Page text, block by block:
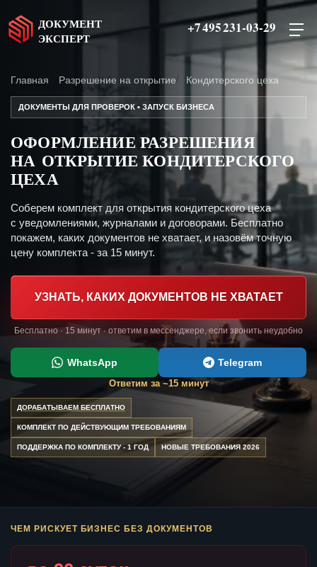
ДОКУМЕНТ
ЭКСПЕРТ
+7 495 231-03-29
Главная Разрешение на открытие Кондитерского цеха
ДОКУМЕНТЫ ДЛЯ ПРОВЕРОК • ЗАПУСК БИЗНЕСА
ОФОРМЛЕНИЕ РАЗРЕШЕНИЯ
НА ОТКРЫТИЕ КОНДИТЕРСКОГО
ЦЕХА
Соберем комплект для открытия кондитерского цеха
с уведомлениями, журналами и договорами. Бесплатно
покажем, каких документов не хватает, и назовём точную
цену комплекта - за 15 минут.
УЗНАТЬ, КАКИХ ДОКУМЕНТОВ НЕ ХВАТАЕТ
Бесплатно · 15 минут · ответим в мессенджере, если звонить неудобно
WhatsApp Telegram
Ответим за ~15 минут
ДОРАБАТЫВАЕМ БЕСПЛАТНО
КОМПЛЕКТ ПО ДЕЙСТВУЮЩИМ ТРЕБОВАНИЯМ
ПОДДЕРЖКА ПО КОМПЛЕКТУ - 1 ГОД НОВЫЕ ТРЕБОВАНИЯ 2026
ЧЕМ РИСКУЕТ БИЗНЕС БЕЗ ДОКУМЕНТОВ